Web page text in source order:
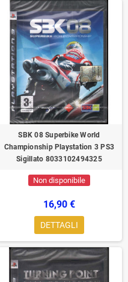
SBK 08 Superbike World
Championship Playstation 3 PS3
Sigillato 8033102494325
Non disponibile
16,90 €
DETTAGLI